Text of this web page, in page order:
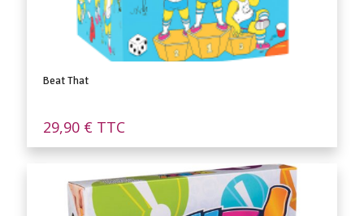
Beat That
29,90 € TTC